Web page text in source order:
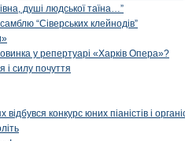
душі людської таїна…”
“Сіверських клейнодів”
у репертуарі «Харків Опера»?
і силу почуття
конкурс юних піаністів і